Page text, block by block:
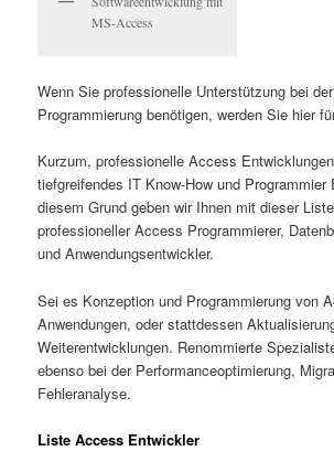
MS-Access
Wenn Sie professionelle Unterstützung bei
Programmierung benötigen, werden Sie hier
Kurzum, professionelle Access
tiefgreifendes IT Know-How und Programmier
diesem Grund geben wir Ihnen mit dieser
professioneller Access Programmierer,
und Anwendungsentwickler.
Sei es Konzeption und Programmierung von
Anwendungen, oder stattdessen
Weiterentwicklungen. Renommierte
ebenso bei der Performanceoptimierung,
Fehleranalyse.
Liste Access Entwickler